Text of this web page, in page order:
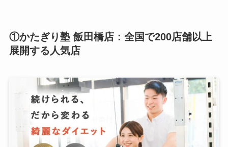
①かたぎり塾 飯田橋店：全国で200店舗以上
展開する人気店